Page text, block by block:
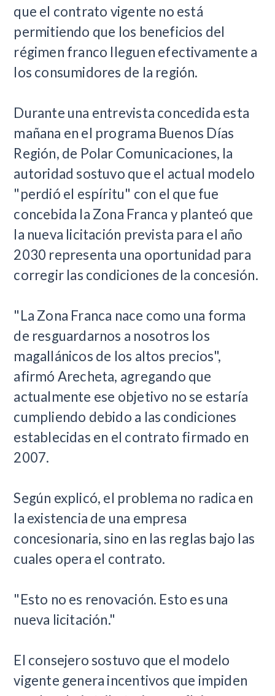
que el contrato vigente no está
permitiendo que los beneficios del
régimen franco lleguen efectivamente a
los consumidores de la región.
Durante una entrevista concedida esta
mañana en el programa Buenos Días
Región, de Polar Comunicaciones, la
autoridad sostuvo que el actual modelo
"perdió el espíritu" con el que fue
concebida la Zona Franca y planteó que
la nueva licitación prevista para el año
2030 representa una oportunidad para
corregir las condiciones de la concesión.
"La Zona Franca nace como una forma
de resguardarnos a nosotros los
magallánicos de los altos precios",
afirmó Arecheta, agregando que
actualmente ese objetivo no se estaría
cumpliendo debido a las condiciones
establecidas en el contrato firmado en
2007.
Según explicó, el problema no radica en
la existencia de una empresa
concesionaria, sino en las reglas bajo las
cuales opera el contrato.
"Esto no es renovación. Esto es una
nueva licitación."
El consejero sostuvo que el modelo
vigente genera incentivos que impiden